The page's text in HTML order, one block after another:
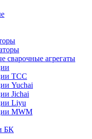
сварочные агрегаты
ТСС
Yuchai
Jichai
Liyu
MWM
БК